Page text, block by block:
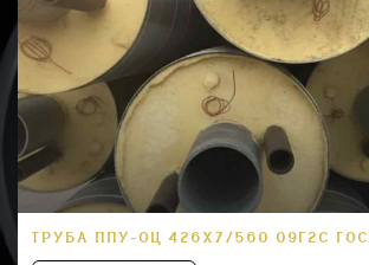
ТРУБА ППУ-ОЦ 426Х7/560 09Г2С